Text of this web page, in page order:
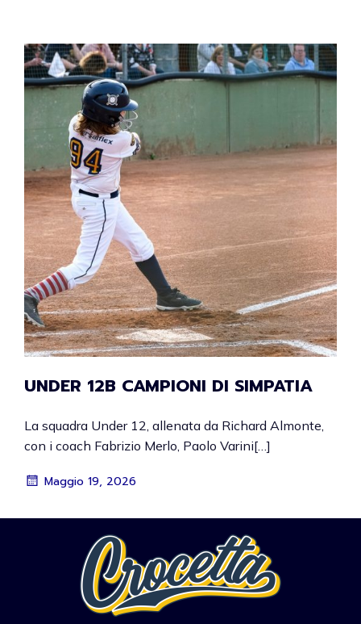
UNDER 12B CAMPIONI DI SIMPATIA
La squadra Under 12, allenata da Richard Almonte,
con i coach Fabrizio Merlo, Paolo Varini[…]
Maggio 19, 2026